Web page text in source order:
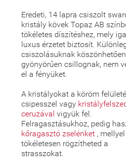
Eredeti, 14 lapra csiszolt
kristály kövek Topaz AB
tökéletes díszítéshez, mely
luxus érzetet biztosít.
csiszolásuknak köszönhetően
gyönyörűen csillognak, nem
el a fényüket.
A kristályokat a köröm
csipesszel vagy
ceruzával vigyük fel.
Felragasztásukhoz, pedig
kőragasztó zselénket , mellyel
tökéletesen rögzítheted a
strasszokat.